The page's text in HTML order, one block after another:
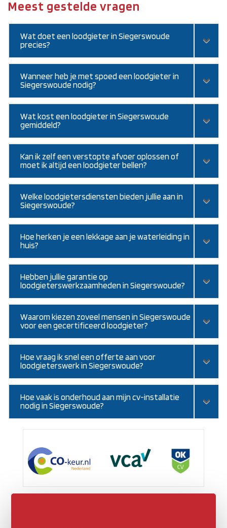
Meest gestelde vragen
Wat doet een loodgieter in Siegerswoude
precies?
Wanneer heb je met spoed een loodgieter in
Siegerswoude nodig?
Wat kost een loodgieter in Siegerswoude
gemiddeld?
Kan ik zelf een verstopte afvoer oplossen of
moet ik altijd een loodgieter bellen?
Welke loodgietersdiensten bieden jullie aan in
Siegerswoude?
Hoe herken je een lekkage aan je waterleiding in
huis?
Hebben jullie garantie op
loodgieterswerkzaamheden in Siegerswoude?
Waarom kiezen zoveel mensen in Siegerswoude
voor een gecertificeerd loodgieter?
Hoe vraag ik snel een offerte aan voor
loodgieterswerk in Siegerswoude?
Hoe vaak is onderhoud aan mijn cv-installatie
nodig in Siegerswoude?